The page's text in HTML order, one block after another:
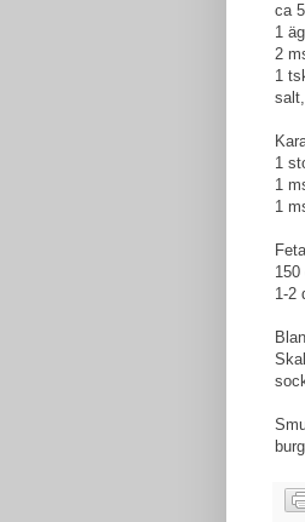
ca
1
2
1
1
1
1
1-2